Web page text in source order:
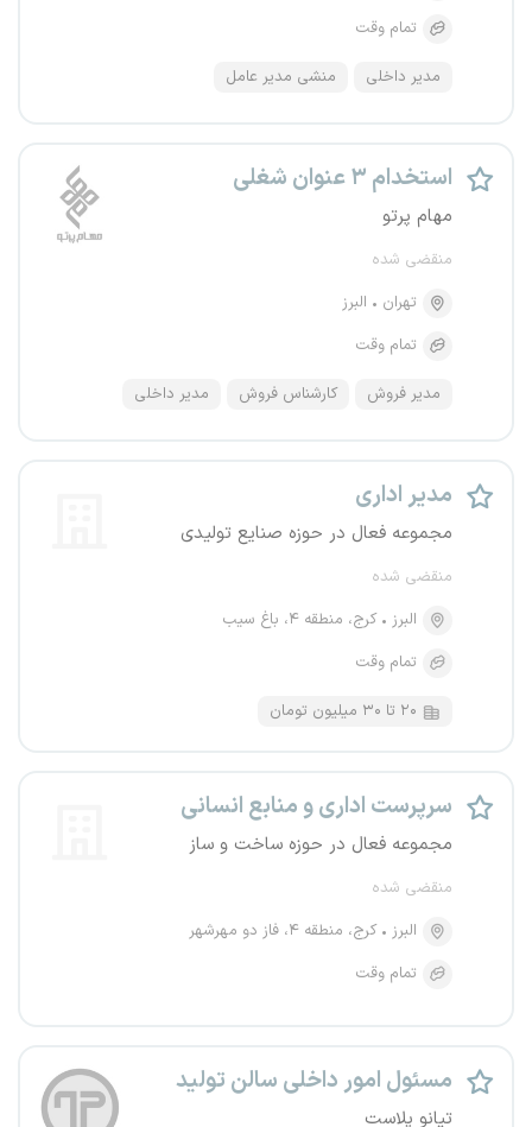
تمام وقت
مدیر داخلی منشی مدیر عامل
استخدام ۳ عنوان شغلی
مهام پرتو
منقضی شده
تهران
البرز
تمام وقت
مدیر فروش کارشناس فروش مدیر داخلی
مدیر اداری
مجموعه فعال در حوزه صنایع تولیدی
منقضی شده
البرز
کرج، منطقه ۴، باغ سیب
تمام وقت
۲۰ تا ۳۰ میلیون تومان
سرپرست اداری و منابع انسانی
مجموعه فعال در حوزه ساخت و ساز
منقضی شده
البرز
کرج، منطقه ۴، فاز دو مهرشهر
تمام وقت
مسئول امور داخلی سالن تولید
تیانو پلاست